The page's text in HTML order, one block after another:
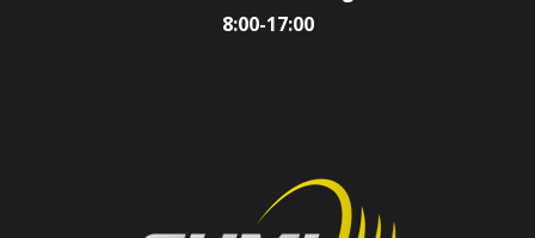
8:00-17:00